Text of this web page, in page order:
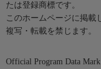
たは登録商標です。
このホームページに掲載
複写・転載を禁じます。
Official Program Data